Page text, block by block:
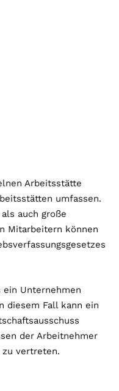
Arbeitsstätte
umfassen.
auch große
Mitarbeitern können
ein Unternehmen
diesem Fall kann ein
der Arbeitnehmer
zu vertreten.